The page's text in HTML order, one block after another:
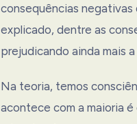
consequências negativas
explicado, dentre as
prejudicando ainda mais
Na teoria, temos
acontece com a maioria